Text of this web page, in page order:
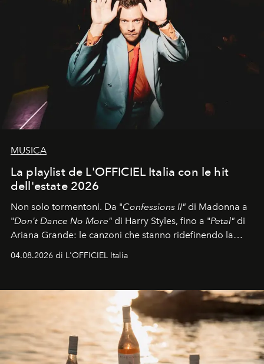
MUSICA
La playlist de L'OFFICIEL Italia con le hit
dell'estate 2026
Non solo tormentoni. Da "Confessions II" di Madonna a
"Don't Dance No More" di Harry Styles, fino a "Petal" di
Ariana Grande: le canzoni che stanno ridefinendo la
04.08.2026 di L'OFFICIEL Italia